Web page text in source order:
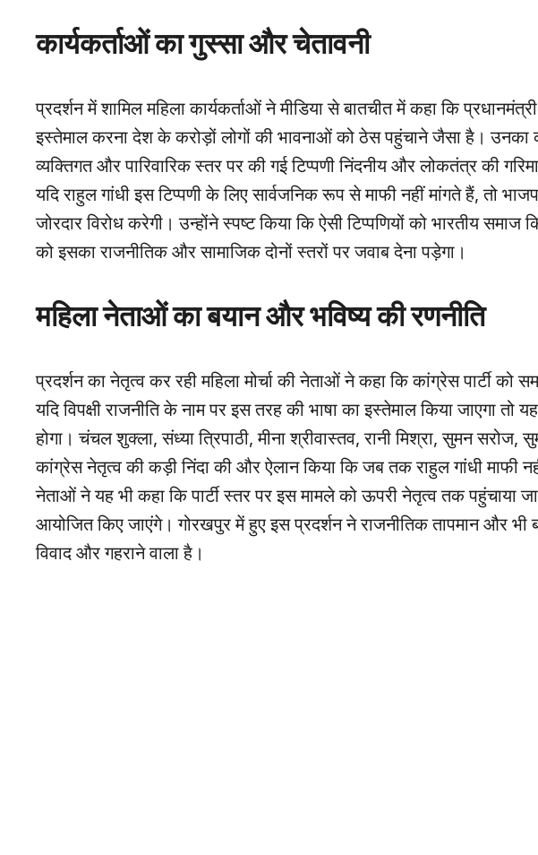
कार्यकर्ताओं का गुस्सा और चेतावनी
प्रदर्शन में शामिल महिला कार्यकर्ताओं ने मीडिया से बातचीत में कहा कि
इस्तेमाल करना देश के करोड़ों लोगों की भावनाओं को ठेस पहुंचाने जैसा है।
व्यक्तिगत और पारिवारिक स्तर पर की गई टिप्पणी निंदनीय और लोकतंत्र की
यदि राहुल गांधी इस टिप्पणी के लिए सार्वजनिक रूप से माफी नहीं मांगते हैं, तो
जोरदार विरोध करेगी। उन्होंने स्पष्ट किया कि ऐसी टिप्पणियों को भारतीय
को इसका राजनीतिक और सामाजिक दोनों स्तरों पर जवाब देना पड़ेगा।
महिला नेताओं का बयान और भविष्य की रणनीति
प्रदर्शन का नेतृत्व कर रही महिला मोर्चा की नेताओं ने कहा कि कांग्रेस पार्टी को
यदि विपक्षी राजनीति के नाम पर इस तरह की भाषा का इस्तेमाल किया जाएगा
होगा। चंचल शुक्ला, संध्या त्रिपाठी, मीना श्रीवास्तव, रानी मिश्रा, सुमन
कांग्रेस नेतृत्व की कड़ी निंदा की और ऐलान किया कि जब तक राहुल गांधी माफी
नेताओं ने यह भी कहा कि पार्टी स्तर पर इस मामले को ऊपरी नेतृत्व तक पहुंचाया
आयोजित किए जाएंगे। गोरखपुर में हुए इस प्रदर्शन ने राजनीतिक तापमान और
विवाद और गहराने वाला है।